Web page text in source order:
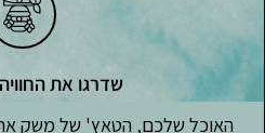
שדרגו את
האוכל שלכם, הטאץ' של משק